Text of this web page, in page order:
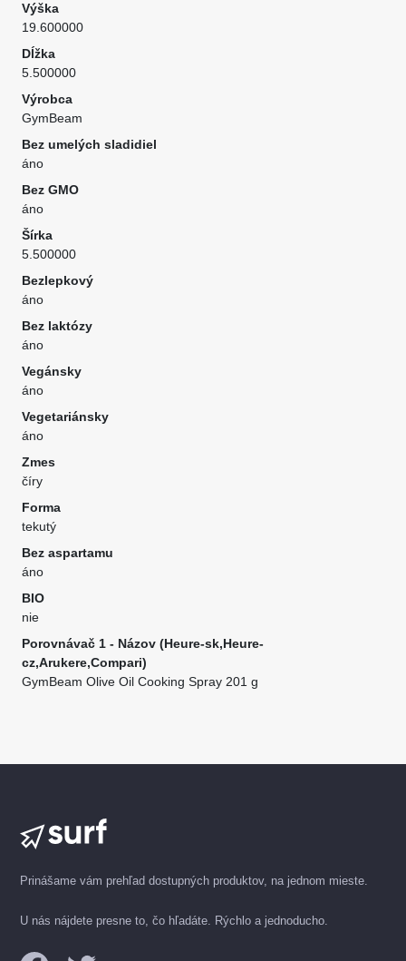
Výška
19.600000
Dĺžka
5.500000
Výrobca
GymBeam
Bez umelých sladidiel
áno
Bez GMO
áno
Šírka
5.500000
Bezlepkový
áno
Bez laktózy
áno
Vegánsky
áno
Vegetariánsky
áno
Zmes
číry
Forma
tekutý
Bez aspartamu
áno
BIO
nie
Porovnávač 1 - Názov (Heure-sk,Heure-
cz,Arukere,Compari)
GymBeam Olive Oil Cooking Spray 201 g
Prinášame vám prehľad dostupných produktov, na jednom mieste.
U nás nájdete presne to, čo hľadáte. Rýchlo a jednoducho.